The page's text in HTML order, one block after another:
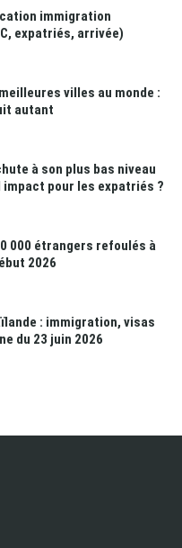
immigration
expatriés, arrivée)
villes au monde :
autant
à son plus bas niveau
impact pour les expatriés ?
000 étrangers refoulés à
2026
: immigration, visas
du 23 juin 2026